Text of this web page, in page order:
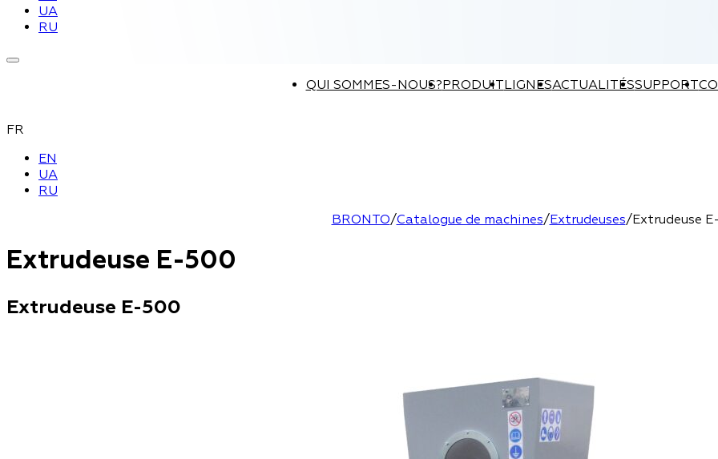
UA
RU
QUI SOMMES-NOUS?PRODUITLIGNESACTUALITÉSSUPPORT
FR
EN
UA
RU
BRONTO/Catalogue de machines/Extrudeuses/Extrudeuse
Extrudeuse E-500
Extrudeuse E-500